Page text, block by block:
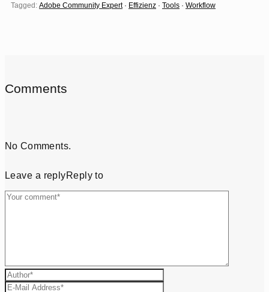
Tagged: Adobe Community Expert· Effizienz · Tools · Workflow
Comments
No Comments.
Leave a replyReply to